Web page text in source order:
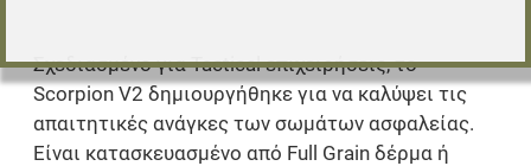
Σχεδιασμένο για Tactical επιχειρήσεις, το
Scorpion V2 δημιουργήθηκε για να καλύψει τις
απαιτητικές ανάγκες των σωμάτων ασφαλείας.
Είναι κατασκευασμένο από Full Grain δέρμα ή